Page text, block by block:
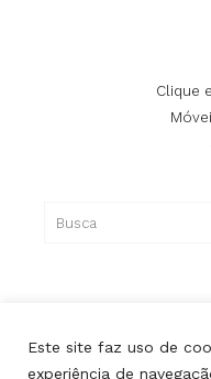
Este site faz uso de
experiência de
Clique